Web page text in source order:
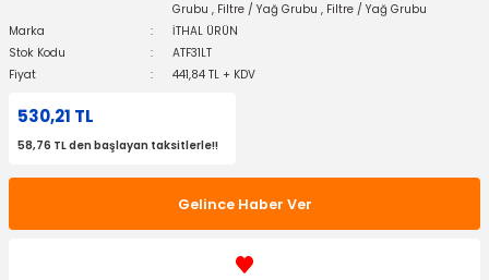
Grubu , Filtre / Yağ Grubu , Filtre / Yağ Grubu
Marka
İTHAL ÜRÜN
Stok Kodu
ATF31LT
Fiyat
441,84 TL + KDV
530,21 TL
58,76 TL den başlayan taksitlerle!!
Gelince Haber Ver